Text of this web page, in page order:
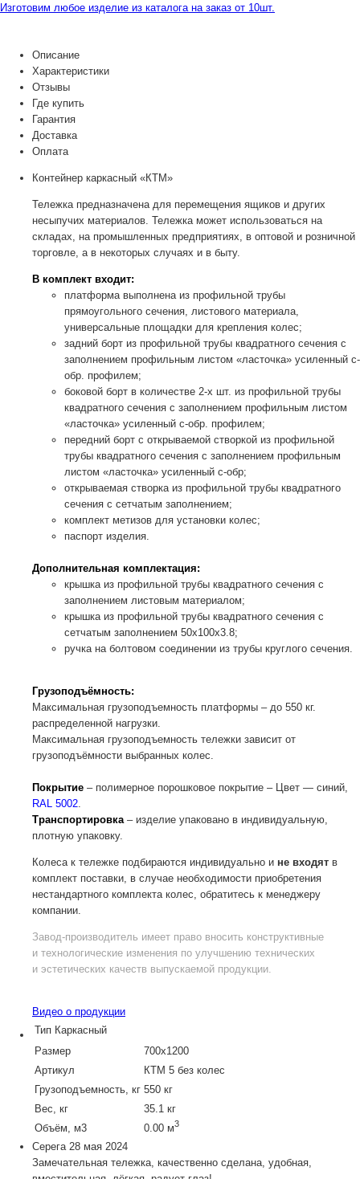
Изготовим любое изделие из каталога на заказ от 10шт.
Описание
Характеристики
Отзывы
Где купить
Гарантия
Доставка
Оплата
Контейнер каркасный «КТМ»
Тележка предназначена для перемещения ящиков и других
несыпучих материалов. Тележка может использоваться на
складах, на промышленных предприятиях, в оптовой и розничной
торговле, а в некоторых случаях и в быту.
В комплект входит:
платформа выполнена из профильной трубы
прямоугольного сечения, листового материала,
универсальные площадки для крепления колес;
задний борт из профильной трубы квадратного сечения с
заполнением профильным листом «ласточка» усиленный с-
обр. профилем;
боковой борт в количестве 2-х шт. из профильной трубы
квадратного сечения с заполнением профильным листом
«ласточка» усиленный с-обр. профилем;
передний борт с открываемой створкой из профильной
трубы квадратного сечения с заполнением профильным
листом «ласточка» усиленный с-обр;
открываемая створка из профильной трубы квадратного
сечения с сетчатым заполнением;
комплект метизов для установки колес;
паспорт изделия.
Дополнительная комплектация:
крышка из профильной трубы квадратного сечения с
заполнением листовым материалом;
крышка из профильной трубы квадратного сечения с
сетчатым заполнением 50х100х3.8;
ручка на болтовом соединении из трубы круглого сечения.
Грузоподъёмность:
Максимальная грузоподъемность платформы – до 550 кг.
распределенной нагрузки.
Максимальная грузоподъемность тележки зависит от
грузоподъёмности выбранных колес.
Покрытие – полимерное порошковое покрытие – Цвет — синий,
RAL 5002
Транспортировка – изделие упаковано в индивидуальную,
плотную упаковку.
Колеса к тележке подбираются индивидуально и не входят в
комплект поставки, в случае необходимости приобретения
нестандартного комплекта колес, обратитесь к менеджеру
компании.
Завод-производитель имеет право вносить конструктивные
и технологические изменения по улучшению технических
и эстетических качеств выпускаемой продукции.
Видео о продукции
Тип Каркасный
Размер
700х1200
Артикул
КТМ 5 без колес
Грузоподъемность, кг 550 кг
Вес, кг
35.1 кг
Объём, м3
0.00 м3
Серега 28 мая 2024
Замечательная тележка, качественно сделана, удобная,